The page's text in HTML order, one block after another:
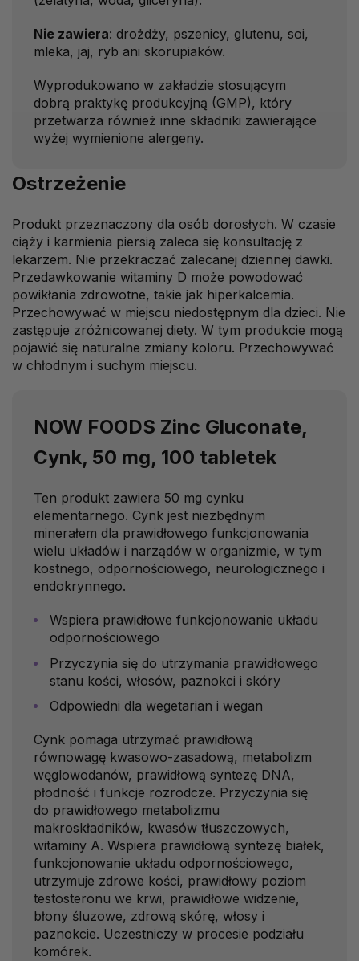
Nie zawiera: drożdży, pszenicy, glutenu, soi,
mleka, jaj, ryb ani skorupiaków.
Wyprodukowano w zakładzie stosującym
dobrą praktykę produkcyjną (GMP), który
przetwarza również inne składniki zawierające
wyżej wymienione alergeny.
Ostrzeżenie
Produkt przeznaczony dla osób dorosłych. W czasie
ciąży i karmienia piersią zaleca się konsultację z
lekarzem. Nie przekraczać zalecanej dziennej dawki.
Przedawkowanie witaminy D może powodować
powikłania zdrowotne, takie jak hiperkalcemia.
Przechowywać w miejscu niedostępnym dla dzieci. Nie
zastępuje zróżnicowanej diety. W tym produkcie mogą
pojawić się naturalne zmiany koloru. Przechowywać
w chłodnym i suchym miejscu.
NOW FOODS Zinc Gluconate,
Cynk, 50 mg, 100 tabletek
Ten produkt zawiera 50 mg cynku
elementarnego. Cynk jest niezbędnym
minerałem dla prawidłowego funkcjonowania
wielu układów i narządów w organizmie, w tym
kostnego, odpornościowego, neurologicznego i
endokrynnego.
Wspiera prawidłowe funkcjonowanie układu
odpornościowego
Przyczynia się do utrzymania prawidłowego
stanu kości, włosów, paznokci i skóry
Odpowiedni dla wegetarian i wegan
Cynk pomaga utrzymać prawidłową
równowagę kwasowo-zasadową, metabolizm
węglowodanów, prawidłową syntezę DNA,
płodność i funkcje rozrodcze. Przyczynia się
do prawidłowego metabolizmu
makroskładników, kwasów tłuszczowych,
witaminy A. Wspiera prawidłową syntezę białek,
funkcjonowanie układu odpornościowego,
utrzymuje zdrowe kości, prawidłowy poziom
testosteronu we krwi, prawidłowe widzenie,
błony śluzowe, zdrową skórę, włosy i
paznokcie. Uczestniczy w procesie podziału
komórek.